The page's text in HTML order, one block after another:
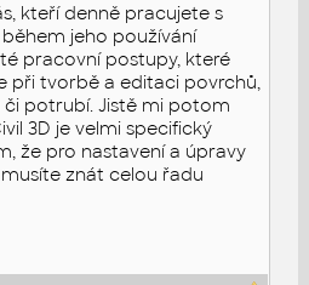
kteří denně pracujete s
jeho používání
pracovní postupy, které
při tvorbě a editaci povrchů,
potrubí. Jistě mi potom
3D je velmi specifický
že pro nastavení a úpravy
znát celou řadu